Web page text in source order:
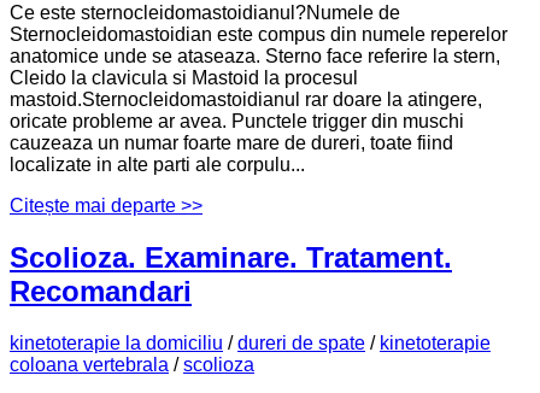
Ce este sternocleidomastoidianul?Numele de
Sternocleidomastoidian este compus din numele reperelor
anatomice unde se ataseaza. Sterno face referire la stern,
Cleido la clavicula si Mastoid la procesul
mastoid.Sternocleidomastoidianul rar doare la atingere,
oricate probleme ar avea. Punctele trigger din muschi
cauzeaza un numar foarte mare de dureri, toate fiind
localizate in alte parti ale corpulu...
Citește mai departe >>
Scolioza. Examinare. Tratament.
Recomandari
kinetoterapie la domiciliu /dureri de spate / kinetoterapie
coloana vertebrala /scolioza